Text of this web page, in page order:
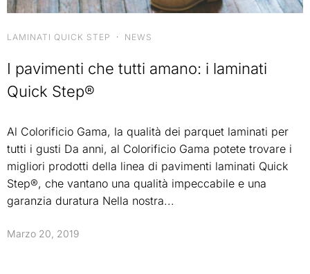
LAMINATI QUICK STEP · NEWS
I pavimenti che tutti amano: i laminati
Quick Step®
Al Colorificio Gama, la qualità dei parquet laminati per
tutti i gusti Da anni, al Colorificio Gama potete trovare i
migliori prodotti della linea di pavimenti laminati Quick
Step®, che vantano una qualità impeccabile e una
garanzia duratura Nella nostra...
Marzo 20, 2019